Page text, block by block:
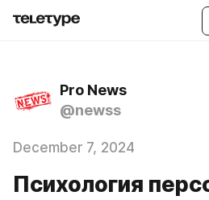
Pro News
@newss
December 7, 2024
Психология